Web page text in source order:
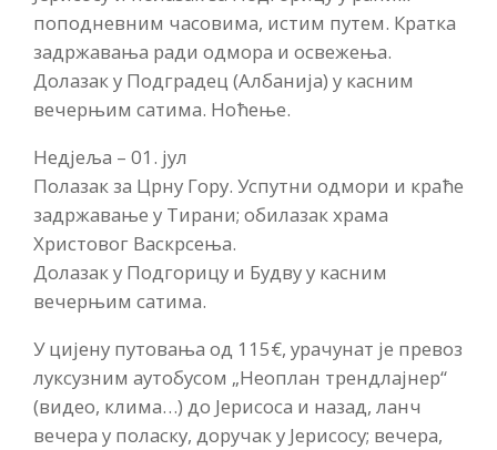
поподневним часовима, истим путем. Кратка
задржавања ради одмора и освежења.
Долазак у Подградец (Албанија) у касним
вечерњим сатима. Ноћење.
Недјеља – 01. јул
Полазак за Црну Гору. Успутни одмори и краће
задржавање у Тирани; обилазак храма
Христовог Васкрсења.
Долазак у Подгорицу и Будву у касним
вечерњим сатима.
У цијену путовања од 115€, урачунат је превоз
луксузним аутобусом „Неоплан трендлајнер“
(видео, клима…) до Јерисоса и назад, ланч
вечера у поласку, доручак у Јерисосу; вечера,